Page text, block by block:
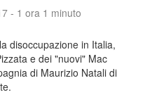
- 1 ora 1 minuto
disoccupazione in Italia,
e dei "nuovi" Mac
di Maurizio Natali di